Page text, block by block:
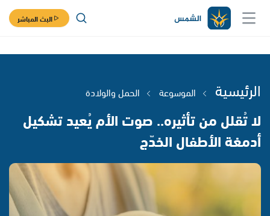
البث المباشر
الرئيسية الموسوعة الحمل والولادة
لا تُقلل من تأثيره.. صوت الأم يُعيد تشكيل
أدمغة الأطفال الخدّج